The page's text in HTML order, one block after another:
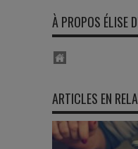
À PROPOS ÉLISE
ARTICLES EN